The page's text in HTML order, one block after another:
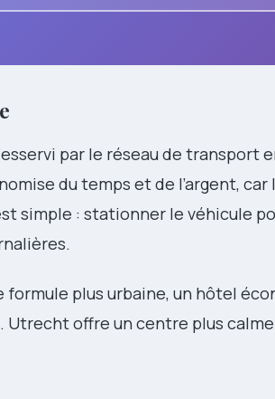
par le réseau de transport
du temps et de l’argent,
simple : stationner le véhicule
formule plus urbaine, un hôtel
offre un centre plus